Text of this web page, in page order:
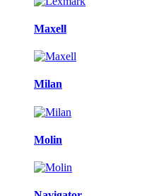
Maxell
Milan
Molin